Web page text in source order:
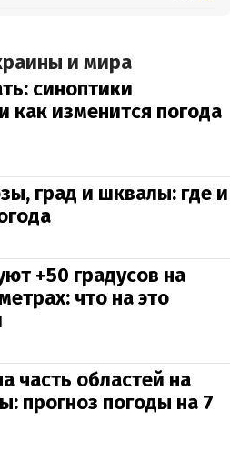
и мира
синоптики
как изменится погода
град и шквалы: где и
+50 градусов на
что на это
часть областей на
прогноз погоды на 7